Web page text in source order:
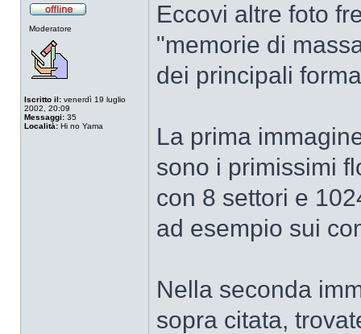
Moderatore
Iscritto il: venerdì 19 luglio
2002, 20:09
Messaggi: 35
Località: Hi no Yama
Eccovi altre foto
"memorie di
dei principali
La prima
sono i primissimi
con 8 settori e
ad esempio sui
Nella seconda
sopra citata,